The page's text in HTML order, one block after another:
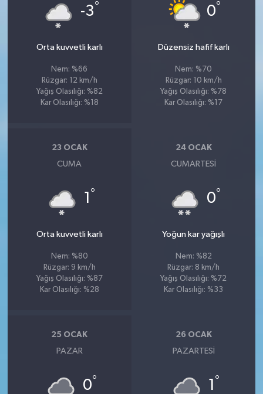
-3°
Orta kuvvetli karlı
Nem: %66
Rüzgar: 12 km/h
Yağış Olasılığı: %82
Kar Olasılığı: %18
0°
Düzensiz hafif karlı
Nem: %70
Rüzgar: 10 km/h
Yağış Olasılığı: %78
Kar Olasılığı: %17
23 OCAK
CUMA
1 °
Orta kuvvetli karlı
Nem: %80
Rüzgar: 9 km/h
Yağış Olasılığı: %87
Kar Olasılığı: %28
24 OCAK
CUMARTESI
0°
Yoğun kar yağışlı
Nem: %82
Rüzgar: 8 km/h
Yağış Olasılığı: %72
Kar Olasılığı: %33
25 OCAK
PAZAR
0°
26 OCAK
PAZARTESI
1 °